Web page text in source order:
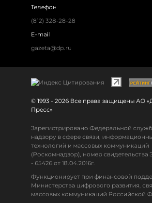
Телефон
(812) 328-28-28
E-mail
gazeta@dp.ru
© 1993 - 2026 Все права защищены АО
Пресс»
Зарегистрировано Федеральной
надзору в сфере связи,
технологий и массовых коммуникаций
(Роскомнадзор), номер
- 65426 от 18.04.2016г.
Функционирует при финансовой
Министерства цифрового развития,
массовых коммуникаций Российской